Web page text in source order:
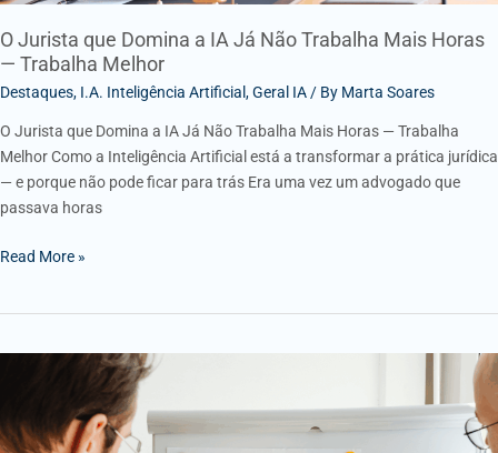
O Jurista que Domina a IA Já Não Trabalha Mais Horas
— Trabalha Melhor
Destaques, I.A. Inteligência Artificial ,Geral IA / By Marta Soares
O Jurista que Domina a IA Já Não Trabalha Mais Horas — Trabalha
Melhor Como a Inteligência Artificial está a transformar a prática jurídica
— e porque não pode ficar para trás Era uma vez um advogado que
passava horas
—
Trabalha
Melhor
Read More »
e